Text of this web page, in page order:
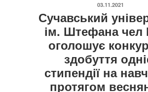
ОПУБЛІКОВАНО
03.11.2021
Сучавський
ім. Штефана чел
оголошує
здобуття
стипендії на
протягом